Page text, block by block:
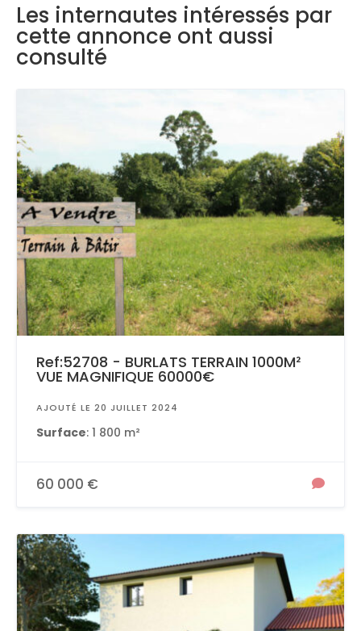
Les internautes intéressés par
cette annonce ont aussi
consulté
Ref:52708 - BURLATS TERRAIN 1000M²
VUE MAGNIFIQUE 60000€
AJOUTÉ LE 20 JUILLET 2024
Surface: 1 800 m²
60 000 €